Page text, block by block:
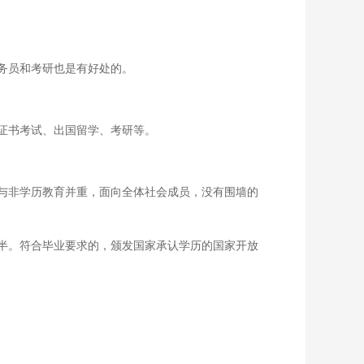
和考研也是有好处的。
考试、出国留学、考研等。
学历教育并重，面向全体社会成员，没有围墙的
符合毕业要求的，颁发国家承认学历的国家开放